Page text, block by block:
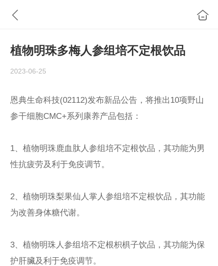
植物明珠多梅人参组培不定根饮品
2023-06-25
恩典生命科技(02112)发布新品公告，将推出10项野山
参干细胞CMC+系列康养产品包括：
1、植物明珠鹿血肽人参组培不定根饮品，其功能为男
性抗疲劳及利于免疫调节。
2、植物明珠梨果仙人掌人参组培不定根饮品，其功能
为改善身体糖代谢。
3、植物明珠人参组培不定根枳椇子饮品，其功能为保
护肝臟及利于免疫调节。